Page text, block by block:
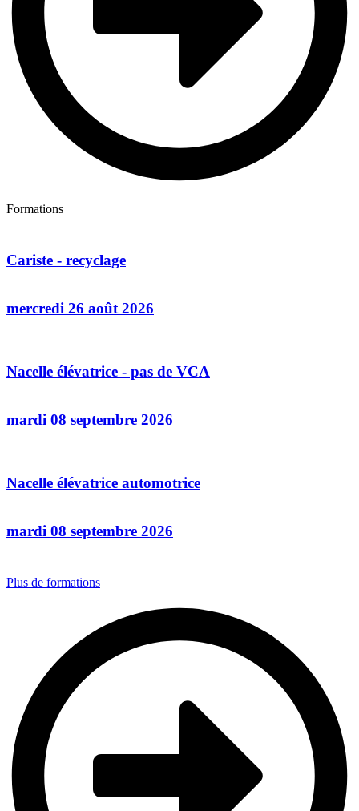
Formations
Cariste - recyclage
mercredi 26 août 2026
Nacelle élévatrice - pas de VCA
mardi 08 septembre 2026
Nacelle élévatrice automotrice
mardi 08 septembre 2026
Plus de formations